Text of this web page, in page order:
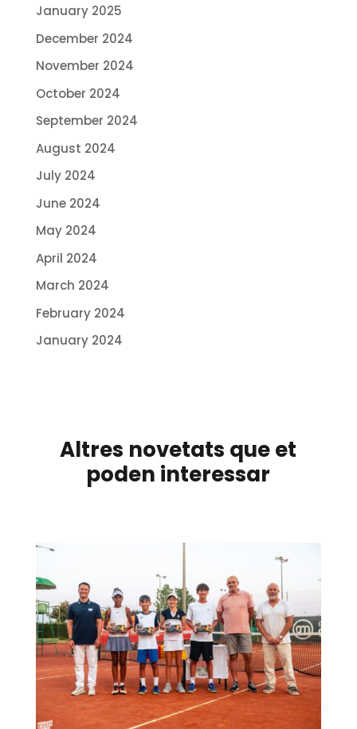
January 2025
December 2024
November 2024
October 2024
September 2024
August 2024
July 2024
June 2024
May 2024
April 2024
March 2024
February 2024
January 2024
Altres novetats que et
poden interessar